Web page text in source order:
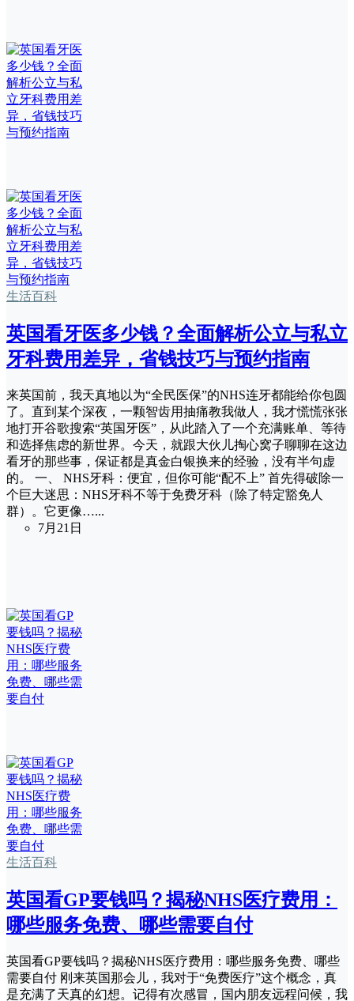
生活百科
英国看牙医多少钱？全面解析公立与私立
牙科费用差异，省钱技巧与预约指南
来英国前，我天真地以为“全民医保”的NHS连牙都能给你包圆
了。直到某个深夜，一颗智齿用抽痛教我做人，我才慌慌张张
地打开谷歌搜索“英国牙医”，从此踏入了一个充满账单、等待
和选择焦虑的新世界。今天，就跟大伙儿掏心窝子聊聊在这边
看牙的那些事，保证都是真金白银换来的经验，没有半句虚
的。 一、 NHS牙科：便宜，但你可能“配不上” 首先得破除一
个巨大迷思：NHS牙科不等于免费牙科（除了特定豁免人
群）。它更像…...
7月21日
生活百科
英国看GP要钱吗？揭秘NHS医疗费用：
哪些服务免费、哪些需要自付
英国看GP要钱吗？揭秘NHS医疗费用：哪些服务免费、哪些
需要自付 刚来英国那会儿，我对于“免费医疗”这个概念，真
是充满了天真的幻想。记得有次感冒，国内朋友远程问候，我